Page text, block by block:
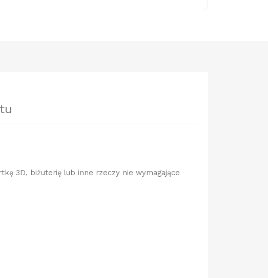
3D, biżuterię lub inne rzeczy nie wymagające